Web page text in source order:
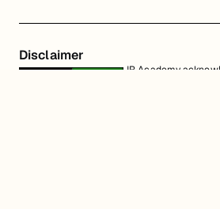
Disclaimer
JR Academy